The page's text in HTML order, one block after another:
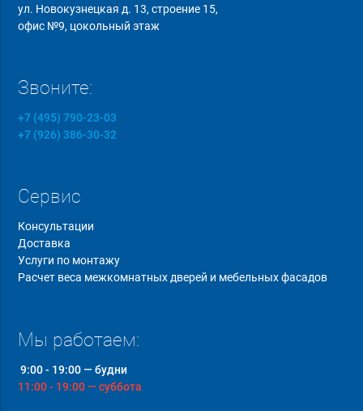
ул. Новокузнецкая д. 13, строение 15,
офис №9, цокольный этаж
Звоните:
+7 (495) 790-23-03
+7 (926) 386-30-32
Сервис
Консультации
Доставка
Услуги по монтажу
Расчет веса межкомнатных дверей и мебельных фасадов
Мы работаем:
9:00 - 19:00 — будни
11:00 - 19:00 — суббота